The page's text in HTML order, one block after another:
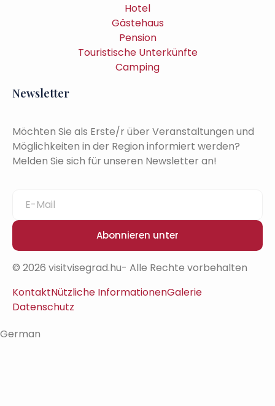
Hotel
Gästehaus
Pension
Touristische Unterkünfte
Camping
Newsletter
Möchten Sie als Erste/r über Veranstaltungen und
Möglichkeiten in der Region informiert werden?
Melden Sie sich für unseren Newsletter an!
Abonnieren unter
© 2026 visitvisegrad.hu- Alle Rechte vorbehalten
KontaktNützliche InformationenGalerie
Datenschutz
German